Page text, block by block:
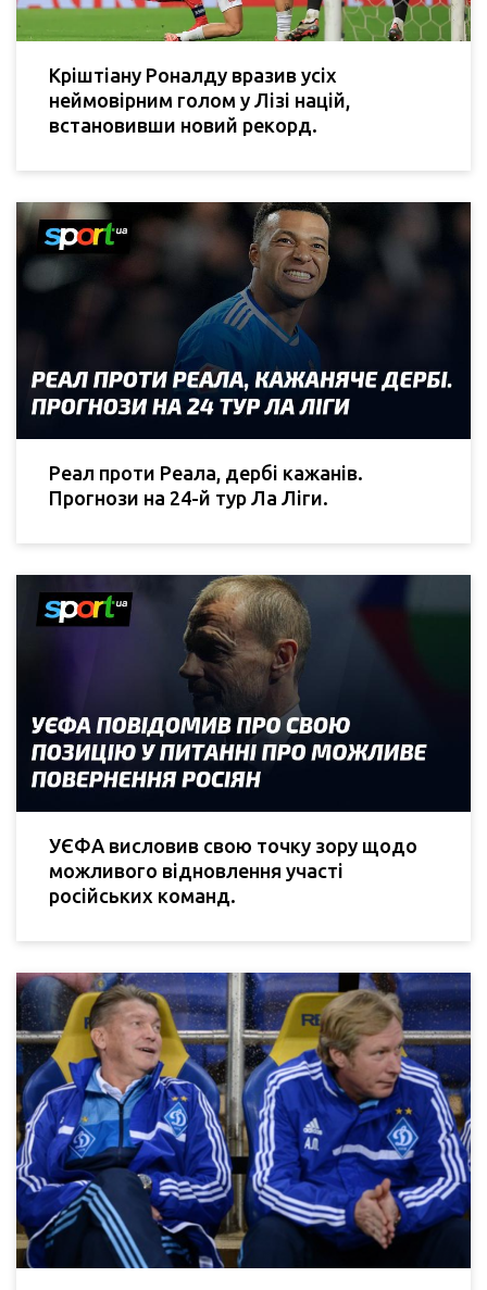
Кріштіану Роналду вразив усіх
неймовірним голом у Лізі націй,
встановивши новий рекорд.
Реал проти Реала, дербі кажанів.
Прогнози на 24-й тур Ла Ліги.
УЄФА висловив свою точку зору щодо
можливого відновлення участі
російських команд.